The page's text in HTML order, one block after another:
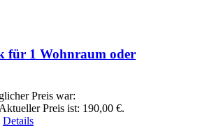
für 1 Wohnraum oder
Preis war:
Aktueller Preis ist: 190,00 €.
Details